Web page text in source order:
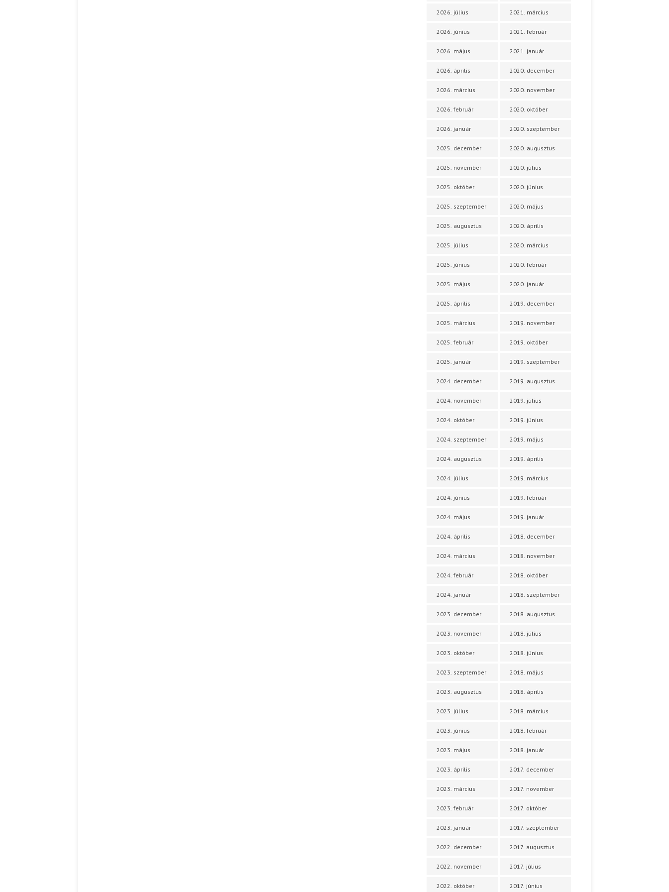
2026. július
2026. június
2026. május
2026. április
2026. március
2026. február
2026. január
2025. december
2025. november
2025. október
2025. szeptember
2025. augusztus
2025. július
2025. június
2025. május
2025. április
2025. március
2025. február
2025. január
2024. december
2024. november
2024. október
2024. szeptember
2024. augusztus
2024. július
2024. június
2024. május
2024. április
2024. március
2024. február
2024. január
2023. december
2023. november
2023. október
2023. szeptember
2023. augusztus
2023. július
2023. június
2023. május
2023. április
2023. március
2023. február
2023. január
2022. december
2022. november
2022. október
2021. március
2021. február
2021. január
2020. december
2020. november
2020. október
2020. szeptember
2020. augusztus
2020. július
2020. június
2020. május
2020. április
2020. március
2020. február
2020. január
2019. december
2019. november
2019. október
2019. szeptember
2019. augusztus
2019. július
2019. június
2019. május
2019. április
2019. március
2019. február
2019. január
2018. december
2018. november
2018. október
2018. szeptember
2018. augusztus
2018. július
2018. június
2018. május
2018. április
2018. március
2018. február
2018. január
2017. december
2017. november
2017. október
2017. szeptember
2017. augusztus
2017. július
2017. június